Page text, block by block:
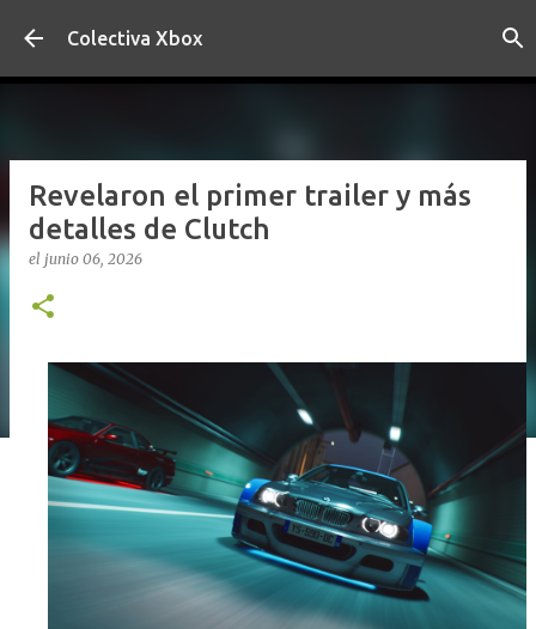
Ir al contenido principal
Colectiva Xbox
Revelaron el primer trailer y más
detalles de Clutch
el junio 06, 2026